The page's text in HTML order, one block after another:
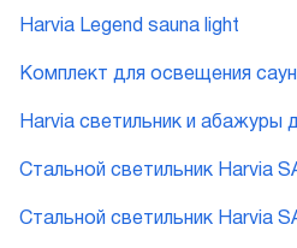
Harvia Legend sauna light
Комплект для освещения
Harvia cветильник и абажуры
Стальной светильник Harvia
Стальной светильник Harvia